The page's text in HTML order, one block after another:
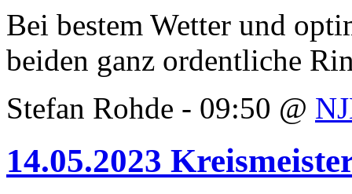
Bei bestem Wetter und
beiden ganz ordentliche
Stefan Rohde - 09:50 @
14.05.2023